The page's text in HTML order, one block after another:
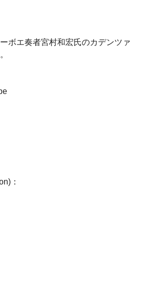
ボエ奏者宮村和宏氏のカデンツァ
：